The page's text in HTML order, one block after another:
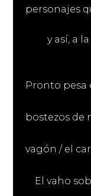
personajes
y así, a
Pronto pesa
bostezos de
vagón / el
El vaho